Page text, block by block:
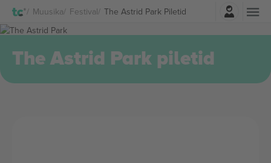
Muusika Festival The Astrid Park Piletid
Logi sisse
The Astrid Park piletid